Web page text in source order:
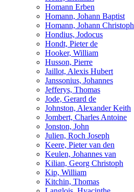
Homann Erben
Homann, Johann Baptist
Homann, Johann Christoph
Hondius, Jodocus
Hondt, Pieter de
Hooker, William
Husson, Pierre
Jaillot, Alexis Hubert
Janssonius, Johannes
Jefferys, Thomas
Jode, Gerard de
Johnston, Alexander Keith
Jombert, Charles Antoine
Jonston, John
Julien, Roch Joseph
Keere, Pieter van den
Keulen, Johannes van
Kilian, Georg Christoph
Kip, William
Kitchin, Thomas